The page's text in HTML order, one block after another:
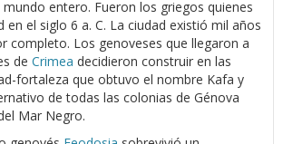
entero. Fueron los griegos quienes
en el siglo 6 a. C. La ciudad existió mil años
completo. Los genoveses que llegaron a
de Crimea decidieron construir en las
fortaleza que obtuvo el nombre Kafa y
de todas las colonias de Génova
Mar Negro.